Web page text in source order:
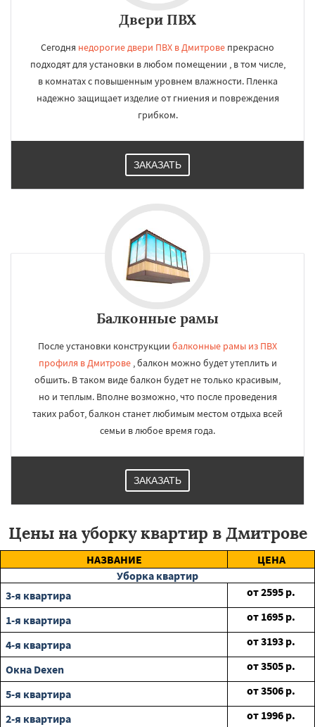
Двери ПВХ
Сегодня недорогие двери ПВХ в Дмитрове прекрасно
подходят для установки в любом помещении , в том числе,
в комнатах с повышенным уровнем влажности. Пленка
надежно защищает изделие от гниения и повреждения
грибком.
ЗАКАЗАТЬ
Балконные рамы
После установки конструкции балконные рамы из ПВХ
профиля в Дмитрове, балкон можно будет утеплить и
обшить. В таком виде балкон будет не только красивым,
но и теплым. Вполне возможно, что после проведения
таких работ, балкон станет любимым местом отдыха всей
семьи в любое время года.
ЗАКАЗАТЬ
Цены на уборку квартир в Дмитрове
НАЗВАНИЕ
ЦЕНА
Уборка квартир
3-я квартира
от2595 р.
1-я квартира
от 1695 р.
4-я квартира
от3193 р.
Окна Dexen
от3505 р.
5-я квартира
от3506 р.
2-я квартира
от 1996 р.